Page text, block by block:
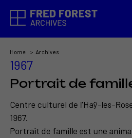
Home Archives
1967
Portrait de
Centre culturel de l'Haÿ-les-
1967.
Portrait de famille est une